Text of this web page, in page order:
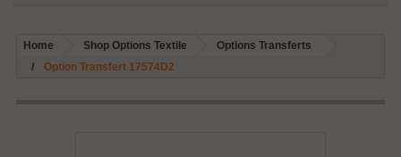
Home Shop Options Textile
Options Transferts
Option Transfert 17574D2